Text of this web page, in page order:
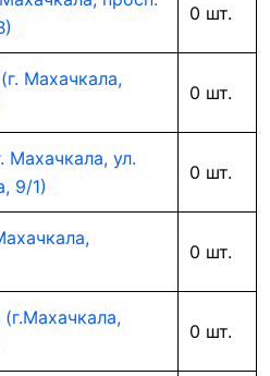
0 шт.
Махачкала,
0 шт.
Махачкала, ул.
9/1)
0 шт.
0 шт.
0 шт.